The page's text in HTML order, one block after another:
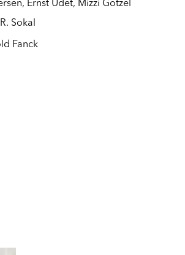
, Ernst Udet, Mizzi Götzel
Sokal
Fanck